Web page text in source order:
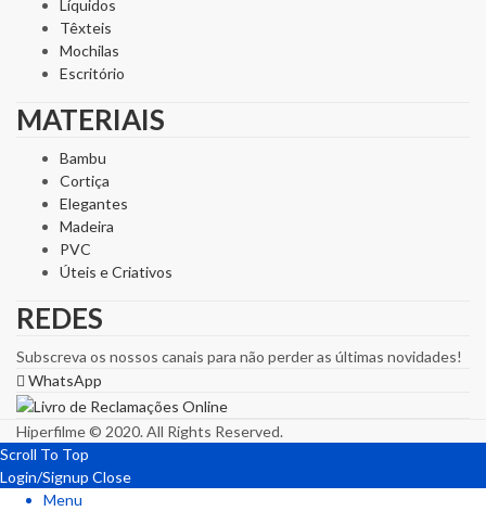
Líquidos
Têxteis
Mochilas
Escritório
MATERIAIS
Bambu
Cortiça
Elegantes
Madeira
PVC
Úteis e Criativos
REDES
Subscreva os nossos canais para não perder as últimas novidades!
WhatsApp
Hiperfilme © 2020. All Rights Reserved.
Scroll To Top
Login/Signup Close
Menu